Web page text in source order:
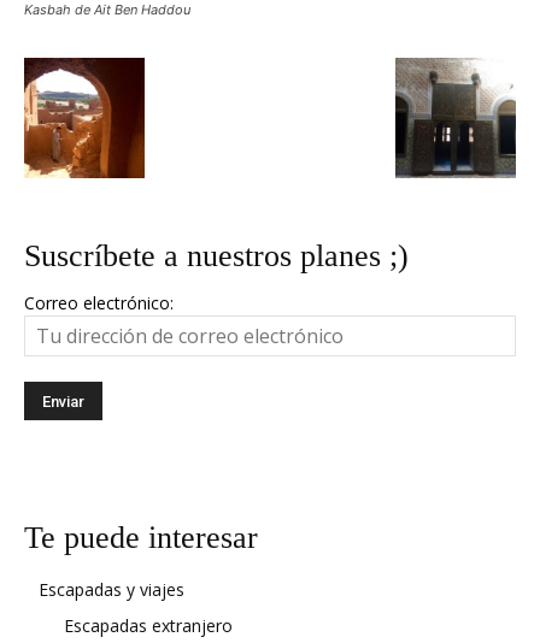
Kasbah de Ait Ben Haddou
Suscríbete a nuestros planes ;)
Correo electrónico:
Te puede interesar
Escapadas y viajes
Escapadas extranjero